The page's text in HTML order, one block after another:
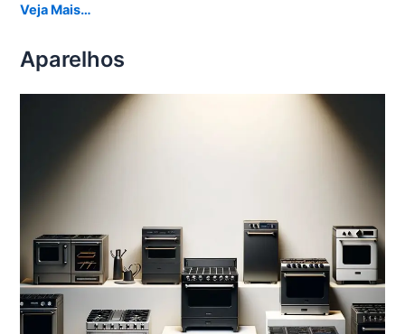
Veja Mais…
Aparelhos